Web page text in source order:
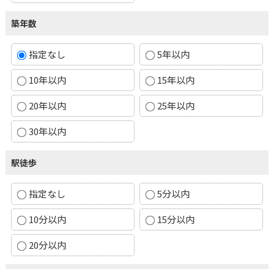
築年数
指定なし
5年以内
10年以内
15年以内
20年以内
25年以内
30年以内
駅徒歩
指定なし
5分以内
10分以内
15分以内
20分以内